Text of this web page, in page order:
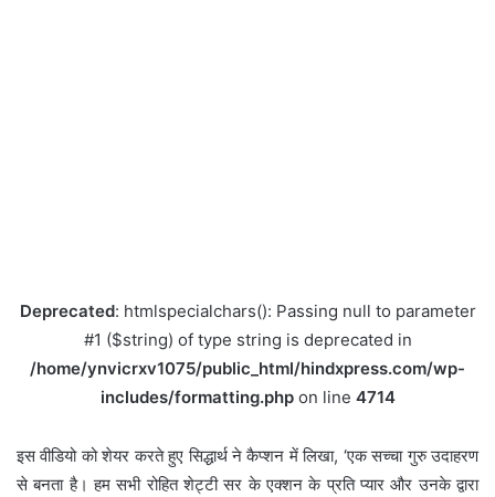
Deprecated: htmlspecialchars(): Passing null to parameter
#1 ($string) of type string is deprecated in
/home/ynvicrxv1075/public_html/hindxpress.com/wp-
includes/formatting.phpon line 4714
इस वीडियो को शेयर करते हुए सिद्धार्थ ने कैप्शन में लिखा, ‘एक सच्चा गुरु उदाहरण
से बनता है। हम सभी रोहित शेट्टी सर के एक्शन के प्रति प्यार और उनके द्वारा